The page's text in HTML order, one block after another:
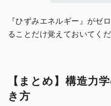
『ひずみエネルギー』がゼ
ることだけ覚えておいてくだ
【まとめ】構造力
き方